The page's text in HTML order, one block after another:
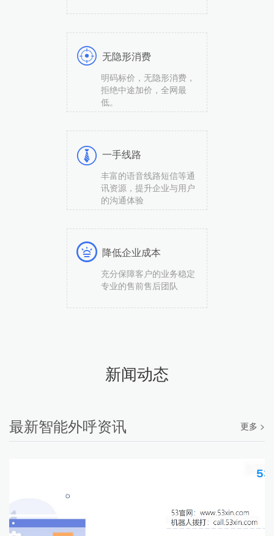
无隐形消费
明码标价，无隐形消费，
拒绝中途加价，全网最
低。
一手线路
丰富的语音线路短信等通
讯资源，提升企业与用户
的沟通体验
降低企业成本
充分保障客户的业务稳定
专业的售前售后团队
新闻动态
最新智能外呼资讯 更多 >